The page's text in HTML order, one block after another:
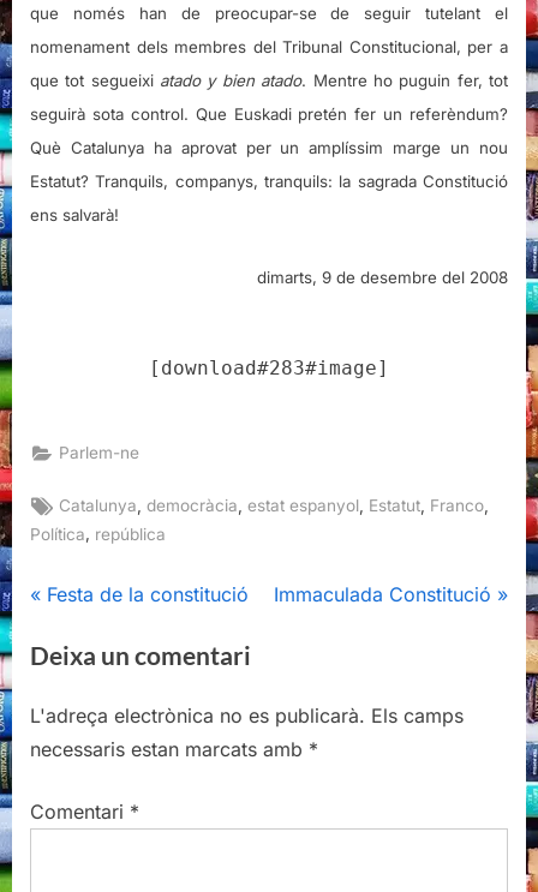
que només han de preocupar-se de seguir tutelant el
nomenament dels membres del Tribunal Constitucional, per a
que tot segueixi atado y bien atado. Mentre ho puguin fer, tot
seguirà sota control. Que Euskadi pretén fer un referèndum?
Què Catalunya ha aprovat per un amplíssim marge un nou
Estatut? Tranquils, companys, tranquils: la sagrada Constitució
ens salvarà!
dimarts, 9 de desembre del 2008
[download#283#image]
Parlem-ne
Tags:
Catalunya ,democràcia ,estat espanyol Estatut Franco
Política, república
Navegació
d'entrades
P
e
i
o
s
Festa de la constitució
N
P
o
t
Immaculada Constitució
Deixa un comentari
L'adreça electrònica no es publicarà. Els camps
necessaris estan marcats amb *
Comentari *